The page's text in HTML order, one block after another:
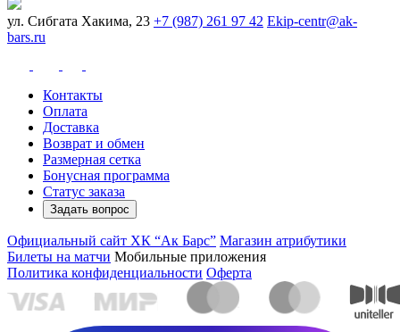
ул. Сибгата Хакима, 23 +7 (987) 261 97 42 Ekip-centr@ak-
bars.ru
Контакты
Оплата
Доставка
Возврат и обмен
Размерная сетка
Бонусная программа
Статус заказа
Задать вопрос
Официальный сайт ХК “Ак Барс” Магазин атрибутики
Билеты на матчи Мобильные приложения
Политика конфиденциальности Оферта